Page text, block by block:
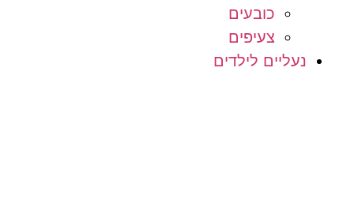
כובעים
צעיפים
נעליים לילדים